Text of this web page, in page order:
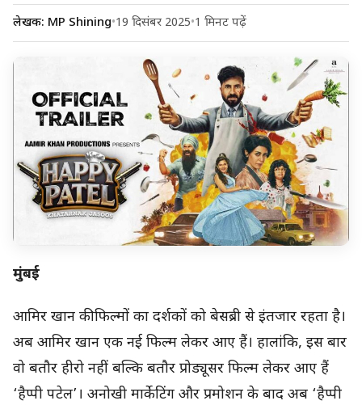
लेखक: MP Shining•19 दिसंबर 2025•1 मिनट पढ़ें
मुंबई
आमिर खान की फिल्मों का दर्शकों को बेसब्री से इंतजार रहता है।
अब आमिर खान एक नई फिल्म लेकर आए हैं। हालांकि, इस बार
वो बतौर हीरो नहीं बल्कि बतौर प्रोड्यूसर फिल्म लेकर आए हैं
‘हैप्पी पटेल’। अनोखी मार्केटिंग और प्रमोशन के बाद अब ‘हैप्पी